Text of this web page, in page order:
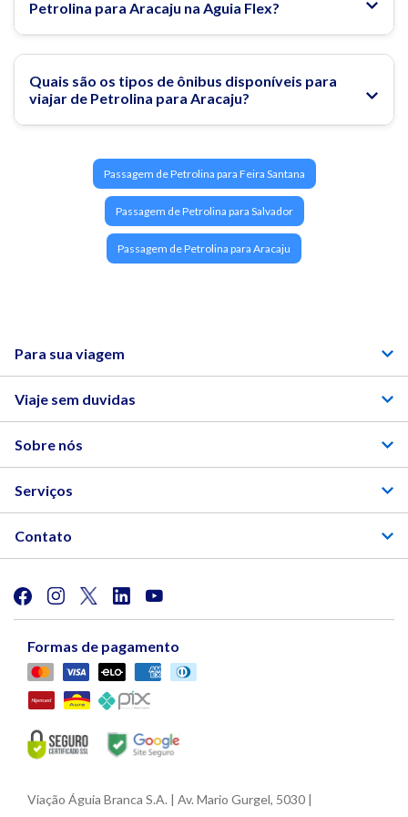
Petrolina para Aracaju na Aguia Flex?
Quais são os tipos de ônibus disponíveis para
viajar de Petrolina para Aracaju?
Passagem de Petrolina para Feira Santana
Passagem de Petrolina para Salvador
Passagem de Petrolina para Aracaju
Para sua viagem
Viaje sem duvidas
Sobre nós
Serviços
Contato
Formas de pagamento
Viação Águia Branca S.A. | Av. Mario Gurgel, 5030 |